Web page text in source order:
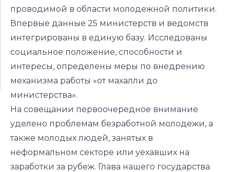
проводимой в области молодежной политики.
Впервые данные 25 министерств и ведомств
интегрированы в единую базу. Исследованы
социальное положение, способности и
интересы, определены меры по внедрению
механизма работы «от махалли до
министерства».
На совещании первоочередное внимание
уделено проблемам безработной молодежи, а
также молодых людей, занятых в
неформальном секторе или уехавших на
заработки за рубеж. Глава нашего государства